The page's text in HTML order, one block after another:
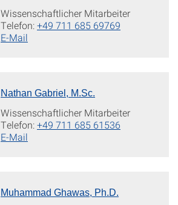
Wissenschaftlicher Mitarbeiter
Telefon:+49 711 685 69769
E-Mail
Nathan Gabriel, M.Sc.
Wissenschaftlicher Mitarbeiter
Telefon:+49 711 685 61536
E-Mail
Muhammad Ghawas, Ph.D.